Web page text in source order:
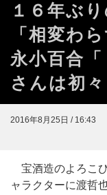
１６年ぶ
「相変わ
永小百合
さんは初々
2016年8月25日 / 16:43
宝酒造のよろこ
ャラクターに渡哲